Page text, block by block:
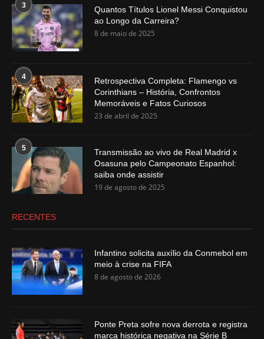
3
Quantos Títulos Lionel Messi Conquistou
ao Longo da Carreira?
8 de maio de 2025
4
Retrospectiva Completa: Flamengo vs
Corinthians – História, Confrontos
Memoráveis e Fatos Curiosos
23 de abril de 2025
5
Transmissão ao vivo de Real Madrid x
Osasuna pelo Campeonato Espanhol:
saiba onde assistir
19 de agosto de 2025
RECENTES
Infantino solicita auxílio da Conmebol em
meio à crise na FIFA
8 de agosto de 2026
Ponte Preta sofre nova derrota e registra
marca histórica negativa na Série B